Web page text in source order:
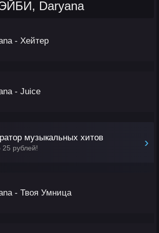
Daryana
- Хейтер
- Juice
музыкальных хитов
25 рублей! ›
- Твоя Умница